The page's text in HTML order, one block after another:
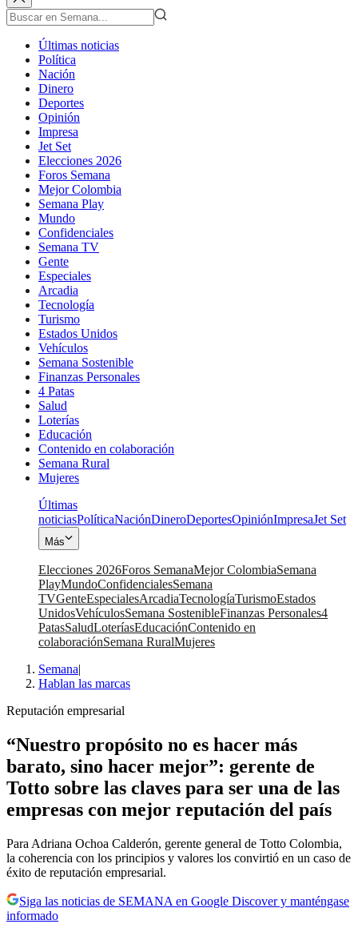
Últimas noticias
Política
Nación
Dinero
Deportes
Opinión
Impresa
Jet Set
Elecciones 2026
Foros Semana
Mejor Colombia
Semana Play
Mundo
Confidenciales
Semana TV
Gente
Especiales
Arcadia
Tecnología
Turismo
Estados Unidos
Vehículos
Semana Sostenible
Finanzas Personales
4 Patas
Salud
Loterías
Educación
Contenido en colaboración
Semana Rural
Mujeres
Últimas
noticiasPolíticaNaciónDineroDeportesOpiniónImpresaJet Set
Más
Elecciones 2026Foros SemanaMejor ColombiaSemana
PlayMundoConfidencialesSemana
TVGenteEspecialesArcadiaTecnologíaTurismoEstados
UnidosVehículosSemana SostenibleFinanzas Personales4
PatasSaludLoteríasEducaciónContenido en
colaboraciónSemana RuralMujeres
Semana|
Hablan las marcas
Reputación empresarial
“Nuestro propósito no es hacer más
barato, sino hacer mejor”: gerente de
Totto sobre las claves para ser una de las
empresas con mejor reputación del país
Para Adriana Ochoa Calderón, gerente general de Totto Colombia,
la coherencia con los principios y valores los convirtió en un caso de
éxito de reputación empresarial.
Siga las noticias de SEMANA en Google Discover y manténgase
informado